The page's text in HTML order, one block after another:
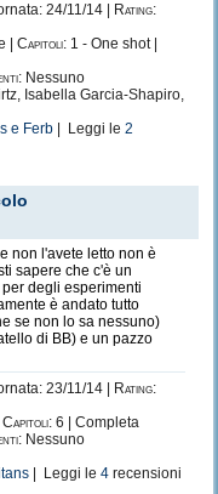
24/11/14 |
Rating:
| Capitoli: 1 - One shot |
Nessuno
Isabella Garcia-Shapiro,
e Ferb | Leggi le 2
non l'avete letto non è
sapere che c'è un
degli esperimenti
è andato tutto
se non lo sa nessuno)
di BB) e un pazzo
23/11/14 |
Rating:
Capitoli: 6 | Completa
Nessuno
| Leggi le 4 recensioni